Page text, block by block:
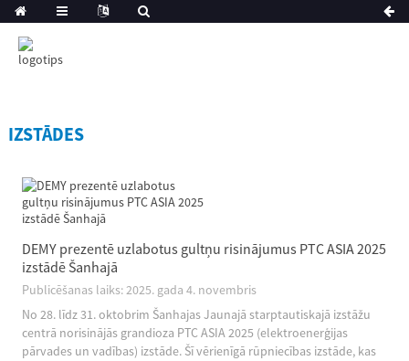
IZSTĀDES
DEMY prezentē uzlabotus gultņu risinājumus PTC ASIA 2025
izstādē Šanhajā
Publicēšanas laiks: 2025. gada 4. novembris
No 28. līdz 31. oktobrim Šanhajas Jaunajā starptautiskajā izstāžu
centrā norisinājās grandioza PTC ASIA 2025 (elektroenerģijas
pārvades un vadības) izstāde. Šī vērienīgā rūpniecības izstāde, kas